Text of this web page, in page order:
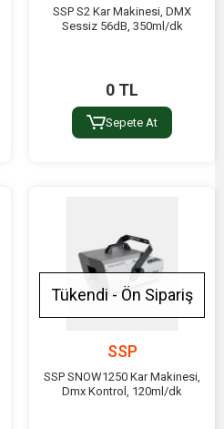
SSP S2 Kar Makinesi, DMX
Sessiz 56dB, 350ml/dk
0 TL
Sepete At
Tükendi - Ön Sipariş
SSP
SSP SNOW1250 Kar Makinesi,
Dmx Kontrol, 120ml/dk